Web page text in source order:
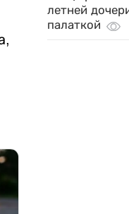
летней
палаткой